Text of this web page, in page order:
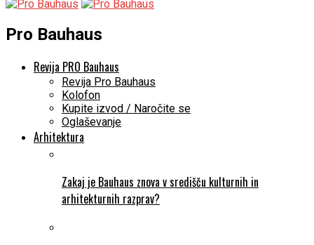
Pro Bauhaus
Revija PRO Bauhaus
Revija Pro Bauhaus
Kolofon
Kupite izvod / Naročite se
Oglaševanje
Arhitektura
Zakaj je Bauhaus znova v središču kulturnih in
arhitekturnih razprav?